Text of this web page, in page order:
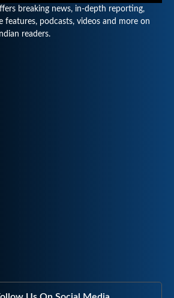
breaking news, in-depth reporting,
features, podcasts, videos and more on
readers.